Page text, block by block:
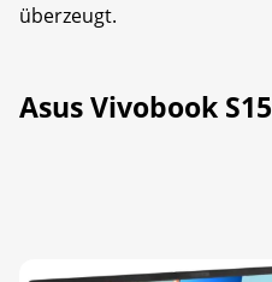
überzeugt.
Asus Vivobook S15